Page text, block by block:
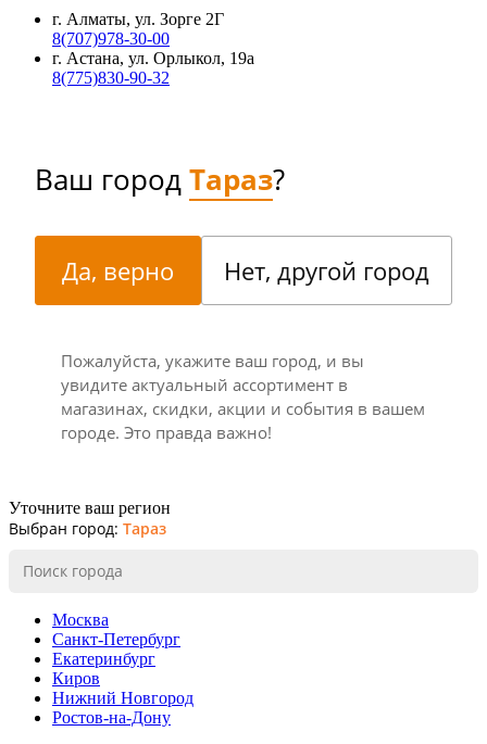
г. Алматы, ул. Зорге 2Г
8(707)978-30-00
г. Астана, ул. Орлыкол, 19а
8(775)830-90-32
Ваш городТараз?
Да, верно Нет, другой город
Пожалуйста, укажите ваш город, и вы
увидите актуальный ассортимент в
магазинах, скидки, акции и события в вашем
городе. Это правда важно!
Уточните ваш регион
Выбран город: Тараз
Москва
Санкт-Петербург
Екатеринбург
Киров
Нижний Новгород
Ростов-на-Дону